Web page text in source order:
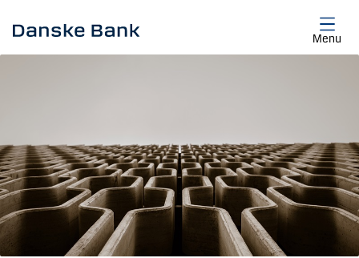
Menu